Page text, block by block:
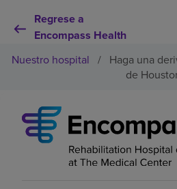
Regrese a
Encompass Health
Por qué debe elegirnos
Servicios de rehabilitación
Nuestro hospital / Haga una
de